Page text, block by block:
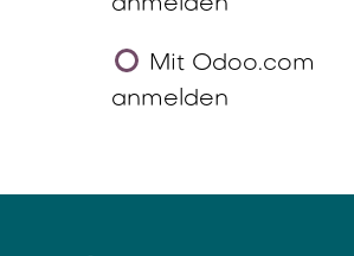
anmelden
Mit Odoo.com
anmelden